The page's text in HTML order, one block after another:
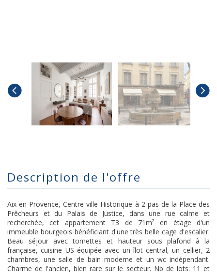
description de l'offre
Aix en Provence, Centre ville Historique à 2 pas de la Place des
Prêcheurs et du Palais de Justice, dans une rue calme et
recherchée, cet appartement T3 de 71m² en étage d'un
immeuble bourgeois bénéficiant d'une très belle cage d'escalier.
Beau séjour avec tomettes et hauteur sous plafond à la
française, cuisine US équipée avec un îlot central, un cellier, 2
chambres, une salle de bain moderne et un wc indépendant.
Charme de l'ancien, bien rare sur le secteur. Nb de lots: 11 et